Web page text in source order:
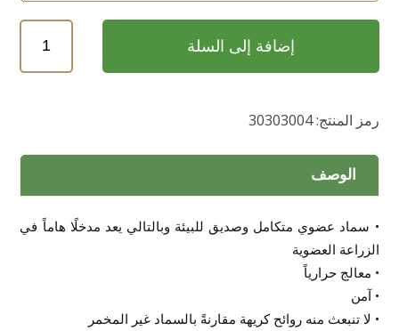
ديك
إضافة إلى السلة
رمز المنتج:30303004
الوصف
• سماد عضوي متكامل وصديق للبيئة وبالتالي يعد مدخلًا هاماً في
الزراعة العضوية
• معالج حرارياً
• آمن
• لا تنبعث منه روائح كريهة مقارنةً بالسماد غير المخمر